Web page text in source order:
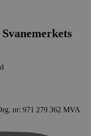
nr: 971 279 362 MVA